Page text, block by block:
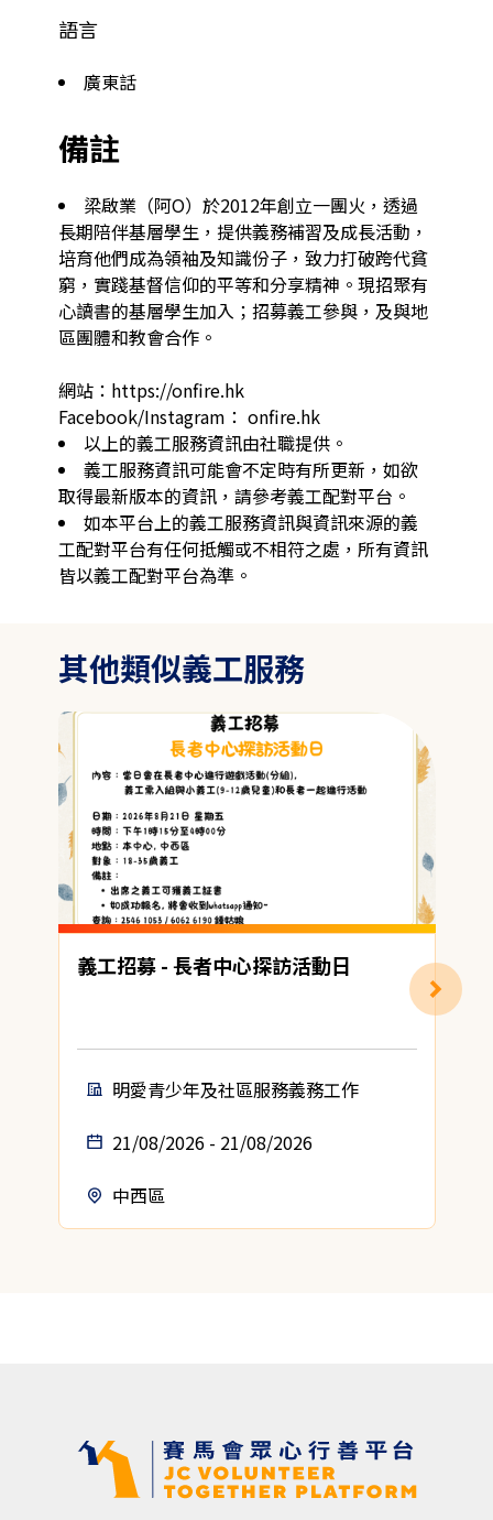
語言
廣東話
備註
梁啟業（阿O）於2012年創立一團火，透過
長期陪伴基層學生，提供義務補習及成長活動，
培育他們成為領袖及知識份子，致力打破跨代貧
窮，實踐基督信仰的平等和分享精神。現招聚有
心讀書的基層學生加入；招募義工參與，及與地
區團體和教會合作。
網站：https://onfire.hk
Facebook/Instagram： onfire.hk
以上的義工服務資訊由社職提供。
義工服務資訊可能會不定時有所更新，如欲
取得最新版本的資訊，請參考義工配對平台。
如本平台上的義工服務資訊與資訊來源的義
工配對平台有任何抵觸或不相符之處，所有資訊
皆以義工配對平台為準。
其他類似義工服務
義工招募 - 長者中心探訪活動日
明愛青少年及社區服務義務工作
21/08/2026 - 21/08/2026
中西區